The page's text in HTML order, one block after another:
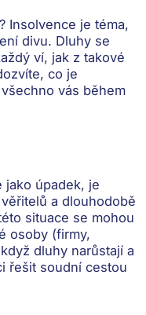
Insolvence je téma,
divu. Dluhy se
ví, jak z takové
co je
vás během
jako úpadek, je
a dlouhodobě
situace se mohou
osoby (firmy,
dluhy narůstají a
řešit soudní cestou